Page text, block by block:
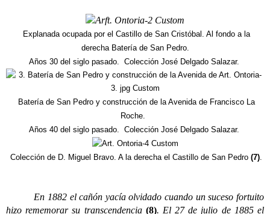
Explanada ocupada por el Castillo de San Cristóbal. Al fondo a la
derecha Batería de San Pedro.
Años 30 del siglo pasado. Colección José Delgado Salazar.
Batería de San Pedro y construcción de la Avenida de Francisco La
Roche.
Años 40 del siglo pasado. Colección José Delgado Salazar.
Colección de D. Miguel Bravo. A la derecha el Castillo de San Pedro (7).
En 1882 el cañón yacía olvidado cuando un suceso fortuito
hizo rememorar su transcendencia (8). El 27 de julio de 1885 el